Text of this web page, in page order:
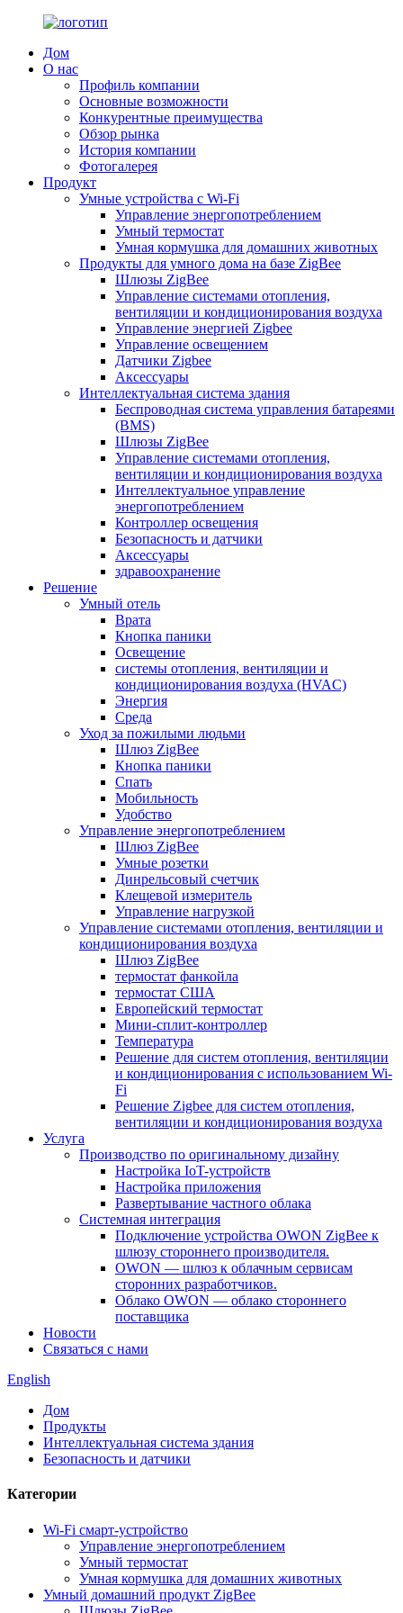
Дом
О нас
Профиль компании
Основные возможности
Конкурентные преимущества
Обзор рынка
История компании
Фотогалерея
Продукт
Умные устройства с Wi-Fi
Управление энергопотреблением
Умный термостат
Умная кормушка для домашних животных
Продукты для умного дома на базе ZigBee
Шлюзы ZigBee
Управление системами отопления,
вентиляции и кондиционирования воздуха
Управление энергией Zigbee
Управление освещением
Датчики Zigbee
Аксессуары
Интеллектуальная система здания
Беспроводная система управления батареями
(BMS)
Шлюзы ZigBee
Управление системами отопления,
вентиляции и кондиционирования воздуха
Интеллектуальное управление
энергопотреблением
Контроллер освещения
Безопасность и датчики
Аксессуары
здравоохранение
Решение
Умный отель
Врата
Кнопка паники
Освещение
системы отопления, вентиляции и
кондиционирования воздуха (HVAC)
Энергия
Среда
Уход за пожилыми людьми
Шлюз ZigBee
Кнопка паники
Спать
Мобильность
Удобство
Управление энергопотреблением
Шлюз ZigBee
Умные розетки
Динрельсовый счетчик
Клещевой измеритель
Управление нагрузкой
Управление системами отопления, вентиляции и
кондиционирования воздуха
Шлюз ZigBee
термостат фанкойла
термостат США
Европейский термостат
Мини-сплит-контроллер
Температура
Решение для систем отопления, вентиляции
и кондиционирования с использованием Wi-
Fi
Решение Zigbee для систем отопления,
вентиляции и кондиционирования воздуха
Услуга
Производство по оригинальному дизайну
Настройка IoT-устройств
Настройка приложения
Развертывание частного облака
Системная интеграция
Подключение устройства OWON ZigBee к
шлюзу стороннего производителя.
OWON — шлюз к облачным сервисам
сторонних разработчиков.
Облако OWON — облако стороннего
поставщика
Новости
Связаться с нами
English
Дом
Продукты
Интеллектуальная система здания
Безопасность и датчики
Категории
Wi-Fi смарт-устройство
Управление энергопотреблением
Умный термостат
Умная кормушка для домашних животных
Умный домашний продукт ZigBee